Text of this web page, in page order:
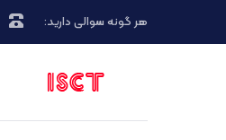
هر گونه سوالی دارید: